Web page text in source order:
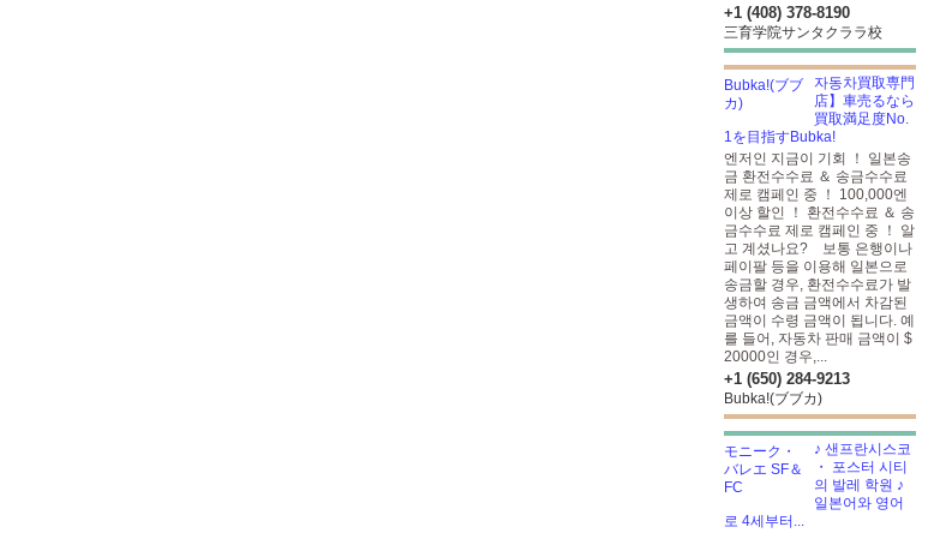
+1 (408) 378-8190
三育学院サンタクララ校
자동차買取専門
店】車売るなら
買取満足度No.
1を目指すBubka!
엔저인 지금이 기회 ！ 일본송
금 환전수수료 ＆ 송금수수료
제로 캠페인 중 ！ 100,000엔
이상 할인 ！ 환전수수료 ＆ 송
금수수료 제로 캠페인 중 ！ 알
고 계셨나요? 보통 은행이나
페이팔 등을 이용해 일본으로
송금할 경우, 환전수수료가 발
생하여 송금 금액에서 차감된
금액이 수령 금액이 됩니다. 예
를 들어, 자동차 판매 금액이 $
20000인 경우,...
+1 (650) 284-9213
Bubka!(ブブカ)
♪ 샌프란시스코
・ 포스터 시티
의 발레 학원 ♪
일본어와 영어
로 4세부터...